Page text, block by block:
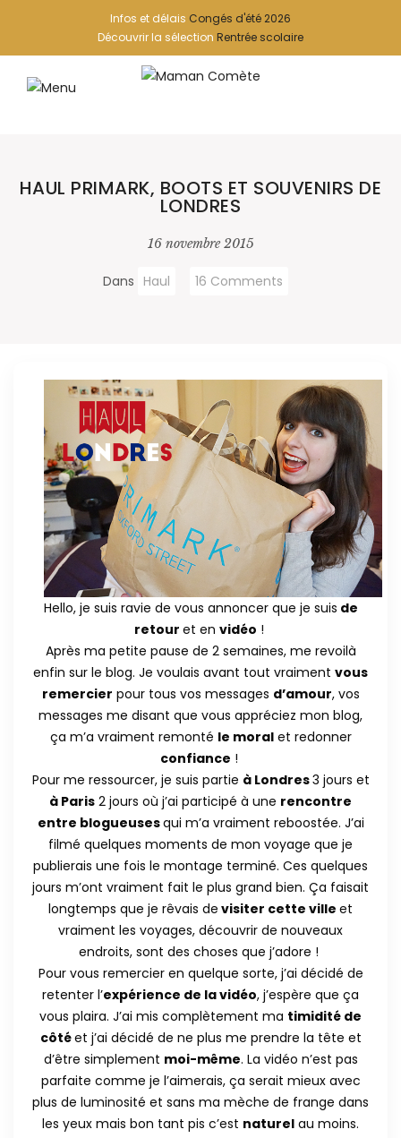
Infos et délais Congés d'été 2026
Découvrir la sélection Rentrée scolaire
HAUL PRIMARK, BOOTS ET SOUVENIRS DE
LONDRES
16 novembre 2015
Dans Haul 16 Comments
Hello, je suis ravie de vous annoncer que je suis de
retour et en vidéo !
Après ma petite pause de 2 semaines, me revoilà
enfin sur le blog. Je voulais avant tout vraiment vous
remercier pour tous vos messages d’amour, vos
messages me disant que vous appréciez mon blog,
ça m’a vraiment remonté le moralet redonner
confiance !
Pour me ressourcer, je suis partie à Londres3 jours et
à Paris 2 jours où j’ai participé à une rencontre
entre blogueusesqui m’a vraiment reboostée. J’ai
filmé quelques moments de mon voyage que je
publierais une fois le montage terminé. Ces quelques
jours m’ont vraiment fait le plus grand bien. Ça faisait
longtemps que je rêvais de visiter cette ville et
vraiment les voyages, découvrir de nouveaux
endroits, sont des choses que j’adore !
Pour vous remercier en quelque sorte, j’ai décidé de
retenter l’expérience de la vidéo, j’espère que ça
vous plaira. J’ai mis complètement ma timidité de
côtéet j’ai décidé de ne plus me prendre la tête et
d’être simplement moi-même. La vidéo n’est pas
parfaite comme je l’aimerais, ça serait mieux avec
plus de luminosité et sans ma mèche de frange dans
les yeux mais bon tant pis c’est naturel au moins.